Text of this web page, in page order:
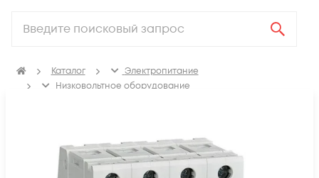
Каталог
Электропитание
Низковольтное оборудование